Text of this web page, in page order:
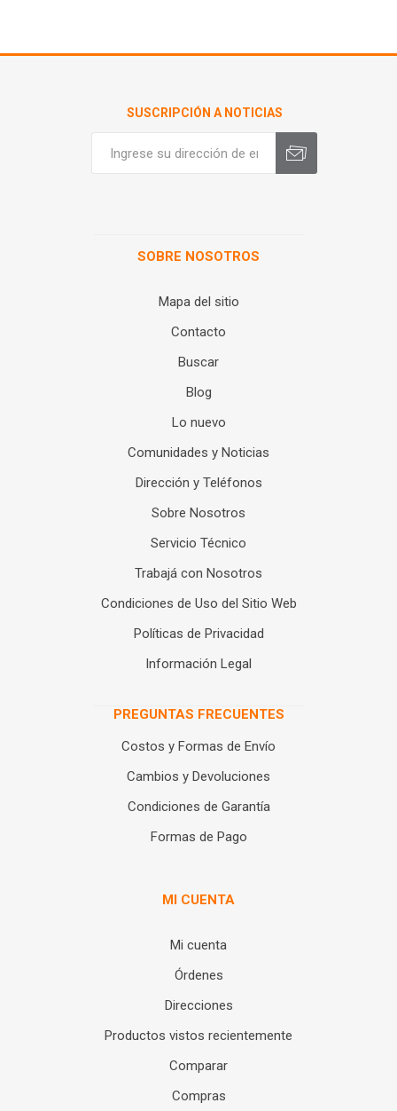
SUSCRIPCIÓN A NOTICIAS
SOBRE NOSOTROS
Mapa del sitio
Contacto
Buscar
Blog
Lo nuevo
Comunidades y Noticias
Dirección y Teléfonos
Sobre Nosotros
Servicio Técnico
Trabajá con Nosotros
Condiciones de Uso del Sitio Web
Políticas de Privacidad
Información Legal
PREGUNTAS FRECUENTES
Costos y Formas de Envío
Cambios y Devoluciones
Condiciones de Garantía
Formas de Pago
MI CUENTA
Mi cuenta
Órdenes
Direcciones
Productos vistos recientemente
Comparar
Compras